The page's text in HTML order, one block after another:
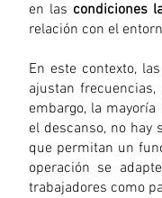
en las condiciones
relación con el
En este contexto,
ajustan
embargo, la
el descanso, no hay
que permitan un
operación se
trabajadores como